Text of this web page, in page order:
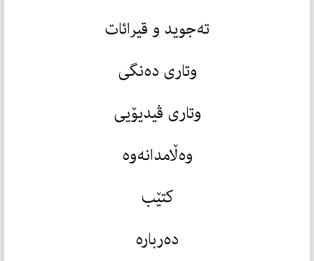
تەجوید و قیرائات
وتاری دەنگی
وتاری ڤیدیۆیی
وەڵامدانەوە
کتێب
دەربارە